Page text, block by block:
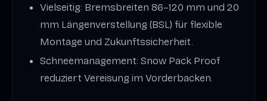
Vielseitig: Bremsbreiten 86–120 mm und 20
mm Längenverstellung (BSL) für flexible
Montage und Zukunftssicherheit.
Schneemanagement: Snow Pack Proof
reduziert Vereisung im Vorderbacken.